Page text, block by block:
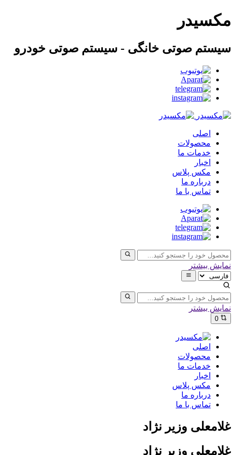
مکسیدر
سیستم صوتی خانگی - سیستم صوتی خودرو
اصلی
محصولات
خدمات ما
اخبار
مکس پلاس
درباره ما
تماس با ما
نمایش بیشتر
نمایش بیشتر
0
اصلی
محصولات
خدمات ما
اخبار
مکس پلاس
درباره ما
تماس با ما
غلامعلی وزیر نژاد
غلامعلی وزیر نژاد